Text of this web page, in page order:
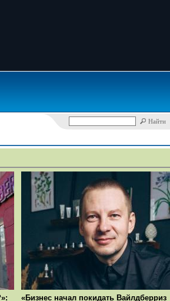
«Бизнес начал покидать Вайлдберриз